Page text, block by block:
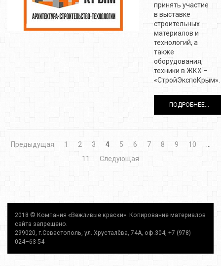
принять участие
в выставке
строительных
материалов и
технологий, а
также
оборудования,
техники в ЖКХ –
«СтройЭкспоКрым».
ПОДРОБНЕЕ...
Предыдущая 1 2 3 4 5 6 7 8 9 10
11
Следующая
2018 © Компания «Вежливые краски». Копирование материалов
сайта запрещено.
299020, г.Севастополь, ул. Хрусталёва, 74А, оф.304, +7 (978)
024–63-54